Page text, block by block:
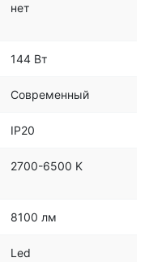
нет
144 Вт
Современный
IP20
2700-6500 K
8100 лм
Led